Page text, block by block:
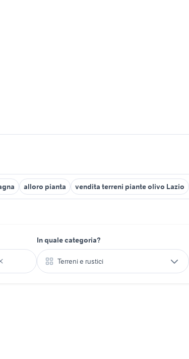
alloro pianta vendita terreni piante olivo Lazio
In quale categoria?
Terreni e rustici